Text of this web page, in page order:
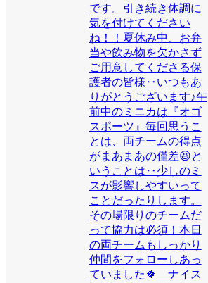
です。引き続き体調に
気を付けてください
ね！！夏休み中、お弁
当や飲み物を欠かさず
ご用意してくださる保
護者の皆様‥いつもあ
りがとうございます♪午
前中のミニカは『オゴ
スポーツ』毎回思うこ
とは、両チームの得点
がまあまあの僅差😆と
いうことは‥少しのミ
スが影響しやすいって
ことだったりします。
その場限りのチームだ
って協力は必須！本日
の両チームもしっかり
仲間をフォローしあっ
ていました🍀 ナイス